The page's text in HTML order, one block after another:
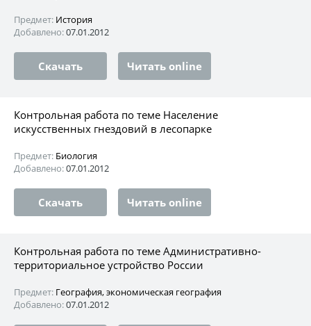
Предмет: История
Добавлено:07.01.2012
Скачать Читать online
Контрольная работа по теме Население
искусственных гнездовий в лесопарке
Предмет: Биология
Добавлено:07.01.2012
Скачать Читать online
Контрольная работа по теме Административно-
территориальное устройство России
Предмет: География, экономическая география
Добавлено:07.01.2012